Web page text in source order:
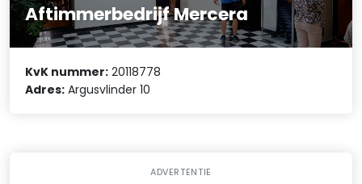
Aftimmerbedrijf Mercera
KvK nummer: 20118778
Adres: Argusvlinder 10
ADVERTENTIE